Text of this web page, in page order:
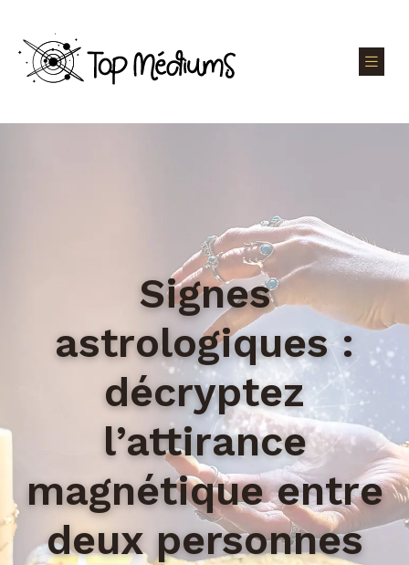
Signes
astrologiques :
décryptez
l’attirance
magnétique entre
deux personnes